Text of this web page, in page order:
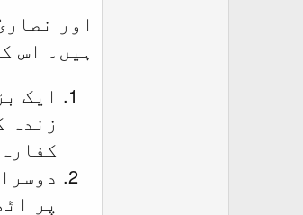
اور
ہیں۔ اس
ایک
زندہ
پر